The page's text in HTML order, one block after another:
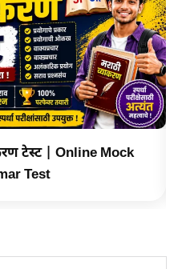
टेस्ट | Online Mock
Test